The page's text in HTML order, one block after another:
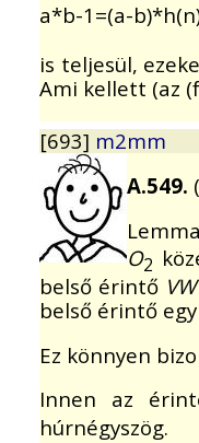
a*b-1=(a-
is teljesül,
Ami kellett (az
[693] m2mm
A.549.
O2
belső érintő VW
belső érintő
Ez könnyen
Innen az
húrnégyszög.